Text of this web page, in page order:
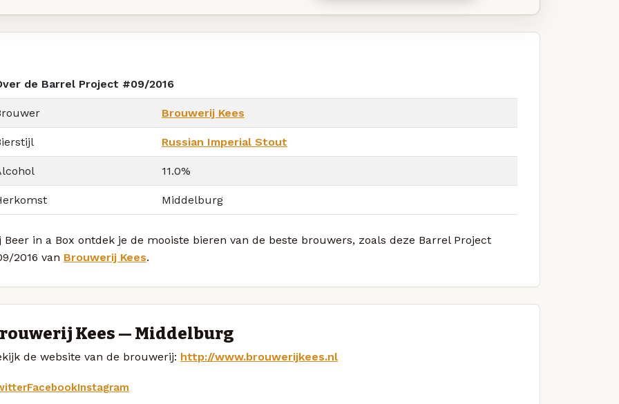
de Barrel Project #09/2016
Brouwerij Kees
Russian Imperial Stout
11.0%
Middelburg
Beer in a Box ontdek je de mooiste bieren van de beste brouwers, zoals deze Barrel Project
2016 van Brouwerij Kees.
Kees — Middelburg
de website van de brouwerij: http://www.brouwerijkees.nl
FacebookInstagram